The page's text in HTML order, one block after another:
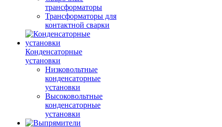
трансформаторы
Трансформаторы для
контактной сварки
Конденсаторные
установки
Низковольтные
конденсаторные
установки
Высоковольтные
конденсаторные
установки